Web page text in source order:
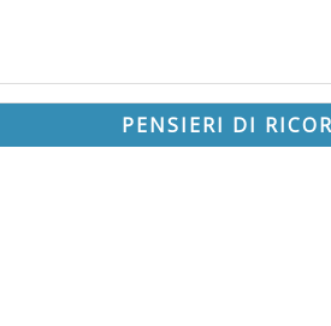
PENSIERI DI